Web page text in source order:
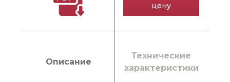
Описание
Технические
характеристики
цену